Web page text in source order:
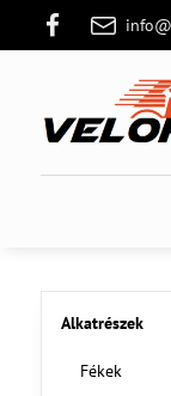
Alkatrészek
Fékek